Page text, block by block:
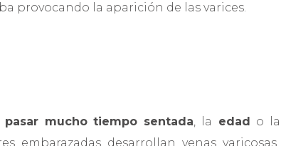
provocando la aparición de las varices.
pasar mucho tiempo sentada, la edad o la
embarazadas desarrollan venas varicosas